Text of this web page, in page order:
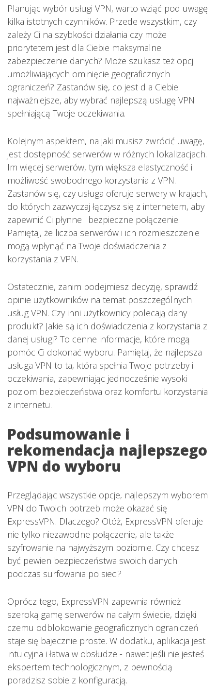
Planując wybór usługi VPN, warto wziąć pod uwagę
kilka istotnych czynników. Przede wszystkim, czy
zależy Ci na szybkości działania czy może
priorytetem jest dla Ciebie maksymalne
zabezpieczenie danych? Może szukasz też opcji
umożliwiających ominięcie geograficznych
ograniczeń? Zastanów się, co jest dla Ciebie
najważniejsze, aby wybrać najlepszą usługę VPN
spełniającą Twoje oczekiwania.
Kolejnym aspektem, na jaki musisz zwrócić uwagę,
jest dostępność serwerów w różnych lokalizacjach.
Im więcej serwerów, tym większa elastyczność i
możliwość swobodnego korzystania z VPN.
Zastanów się, czy usługa oferuje serwery w krajach,
do których zazwyczaj łączysz się z internetem, aby
zapewnić Ci płynne i bezpieczne połączenie.
Pamiętaj, że liczba serwerów i ich rozmieszczenie
mogą wpłynąć na Twoje doświadczenia z
korzystania z VPN.
Ostatecznie, zanim podejmiesz decyzję, sprawdź
opinie użytkowników na temat poszczególnych
usług VPN. Czy inni użytkownicy polecają dany
produkt? Jakie są ich doświadczenia z korzystania z
danej usługi? To cenne informacje, które mogą
pomóc Ci dokonać wyboru. Pamiętaj, że najlepsza
usługa VPN to ta, która spełnia Twoje potrzeby i
oczekiwania, zapewniając jednocześnie wysoki
poziom bezpieczeństwa oraz komfortu korzystania
z internetu.
Podsumowanie i
rekomendacja najlepszego
VPN do wyboru
Przeglądając wszystkie opcje, najlepszym wyborem
VPN do Twoich potrzeb może okazać się
ExpressVPN. Dlaczego? Otóż, ExpressVPN oferuje
nie tylko niezawodne połączenie, ale także
szyfrowanie na najwyższym poziomie. Czy chcesz
być pewien bezpieczeństwa swoich danych
podczas surfowania po sieci?
Oprócz tego, ExpressVPN zapewnia również
szeroką gamę serwerów na całym świecie, dzięki
czemu odblokowanie geograficznych ograniczeń
staje się bajecznie proste. W dodatku, aplikacja jest
intuicyjna i łatwa w obsłudze - nawet jeśli nie jesteś
ekspertem technologicznym, z pewnością
poradzisz sobie z konfiguracją.